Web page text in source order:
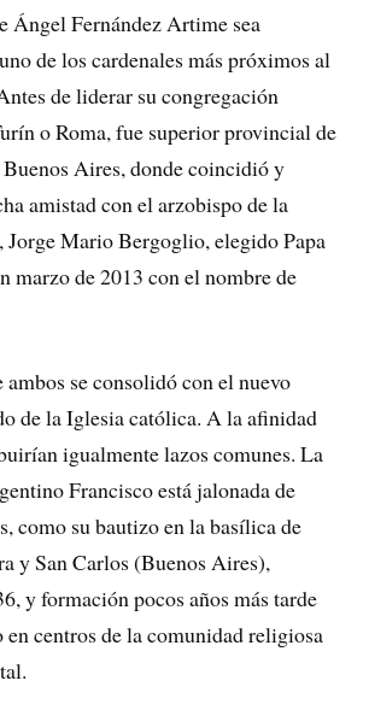
Ángel Fernández Artime sea
de los cardenales más próximos al
de liderar su congregación
o Roma, fue superior provincial de
Buenos Aires, donde coincidió y
amistad con el arzobispo de la
Jorge Mario Bergoglio, elegido Papa
marzo de 2013 con el nombre de
ambos se consolidó con el nuevo
de la Iglesia católica. A la afinidad
igualmente lazos comunes. La
Francisco está jalonada de
como su bautizo en la basílica de
y San Carlos (Buenos Aires),
y formación pocos años más tarde
en centros de la comunidad religiosa